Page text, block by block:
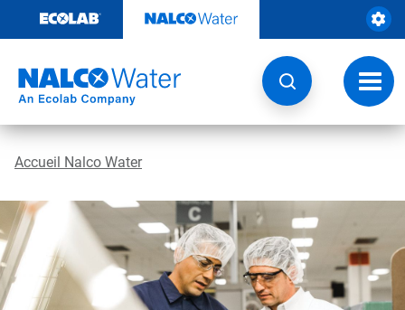
contenu
la
Accueil Nalco Water